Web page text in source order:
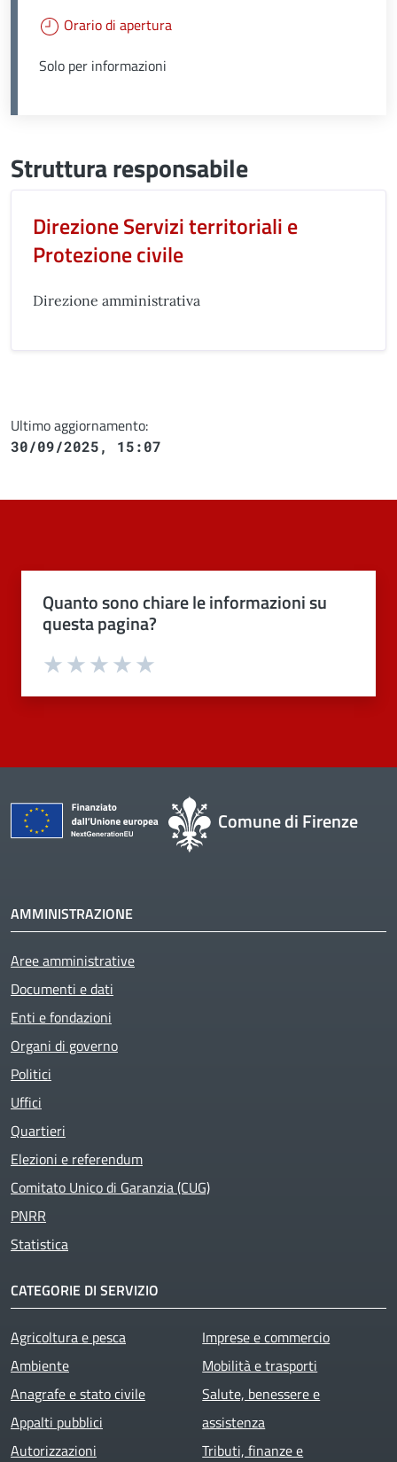
Orario di apertura
Solo per informazioni
Struttura responsabile
Direzione Servizi territoriali e
Protezione civile
Direzione amministrativa
Ultimo aggiornamento:
30/09/2025, 15:07
Quanto sono chiare le informazioni su
questa pagina?
Valuta 4 stelle su 5
Valuta 3 stelle su 5
Valuta 2 stelle su 5
Valuta 1 stelle su 5
Comune di Firenze
AMMINISTRAZIONE
Aree amministrative
Documenti e dati
Enti e fondazioni
Organi di governo
Politici
Uffici
Quartieri
Elezioni e referendum
Comitato Unico di Garanzia (CUG)
PNRR
Statistica
CATEGORIE DI SERVIZIO
Agricoltura e pesca
Ambiente
Anagrafe e stato civile
Appalti pubblici
Autorizzazioni
Imprese e commercio
Mobilità e trasporti
Salute, benessere e
assistenza
Tributi, finanze e